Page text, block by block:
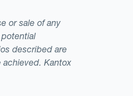
or sale of any
described are
Kantox